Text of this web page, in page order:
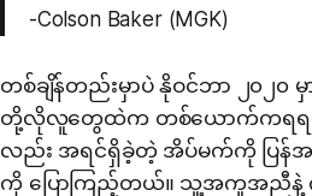
-Colson Baker (MGK)
တစ်ချိန်တည်းမှာပဲ နိုဝင်ဘာ ၂၀၂၀
တို့လိုလူတွေထဲက တစ်ယောက်ကရရင်
လည်း အရင်ရှိခဲ့တဲ့ အိပ်မက်ကို ပြန်အ
ကို ပြောကြည့်တယ်။ သူ့အကူအညီနဲ့